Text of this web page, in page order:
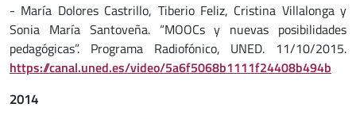
- María Dolores Castrillo, Tiberio Feliz, Cristina Villalonga y
Sonia María Santoveña. “MOOCs y nuevas posibilidades
pedagógicas”. Programa Radiofónico, UNED. 11/10/2015.
https://canal.uned.es/video/5a6f5068b1111f24408b494b
2014